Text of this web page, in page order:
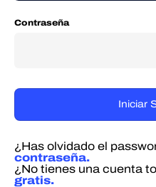
Contraseña
¿Has olvidado el
contraseña.
¿No tienes una cuenta
gratis.